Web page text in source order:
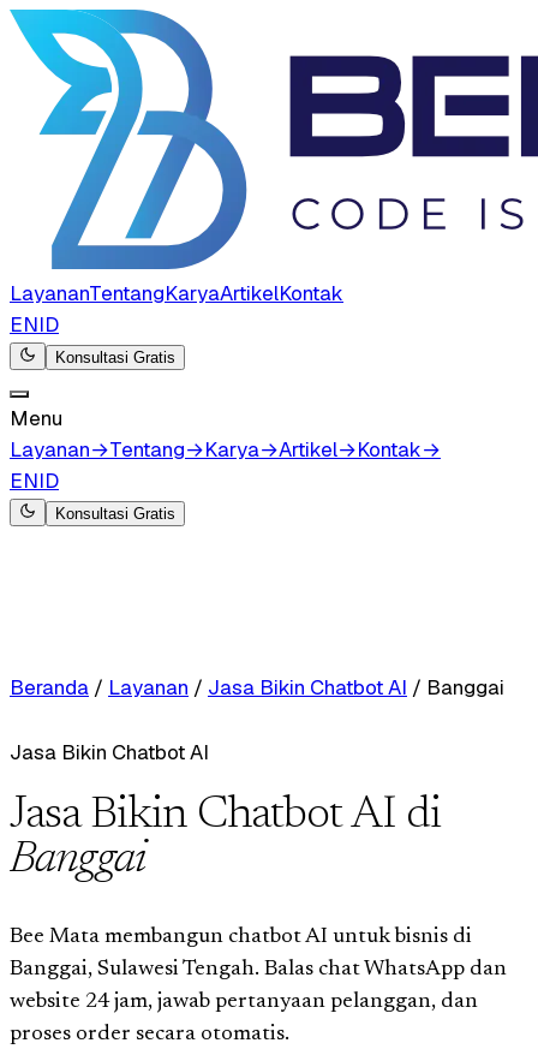
LayananTentangKaryaArtikelKontak
ENID
Konsultasi Gratis
Menu
Layanan→Tentang→Karya→Artikel→Kontak→
ENID
Konsultasi Gratis
Beranda / Layanan / Jasa Bikin Chatbot AI / Banggai
Jasa Bikin Chatbot AI
Jasa Bikin Chatbot AI di
Banggai
Bee Mata membangun chatbot AI untuk bisnis di
Banggai, Sulawesi Tengah. Balas chat WhatsApp dan
website 24 jam, jawab pertanyaan pelanggan, dan
proses order secara otomatis.